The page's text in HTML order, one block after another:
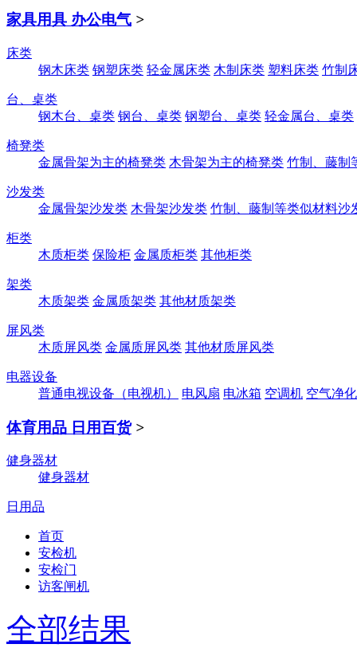
家具用具 办公电气 >
床类
钢木床类 钢塑床类 轻金属床类 木制床类 塑料床类 竹制
台、桌类
钢木台、桌类 钢台、桌类 钢塑台、桌类 轻金属台、桌类
椅凳类
金属骨架为主的椅凳类 木骨架为主的椅凳类 竹制、藤制
沙发类
金属骨架沙发类 木骨架沙发类 竹制、藤制等类似材料沙
柜类
木质柜类 保险柜 金属质柜类 其他柜类
架类
木质架类 金属质架类 其他材质架类
屏风类
木质屏风类 金属质屏风类 其他材质屏风类
电器设备
普通电视设备（电视机）
电风扇 电冰箱 空调机 空气净
体育用品 日用百货 >
健身器材
健身器材
日用品
首页
安检机
安检门
访客闸机
全部结果